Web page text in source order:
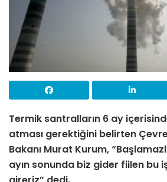
Termik santralların 6 ay
atması gerektiğini belirten
Bakanı Murat Kurum,
ayın sonunda biz gider fiilen bu